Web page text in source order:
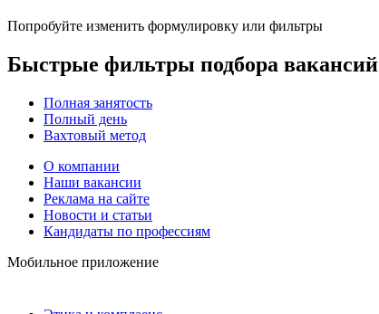
Попробуйте изменить формулировку или фильтры
Быстрые фильтры подбора вакансий
Полная занятость
Полный день
Вахтовый метод
О компании
Наши вакансии
Реклама на сайте
Новости и статьи
Кандидаты по профессиям
Мобильное приложение